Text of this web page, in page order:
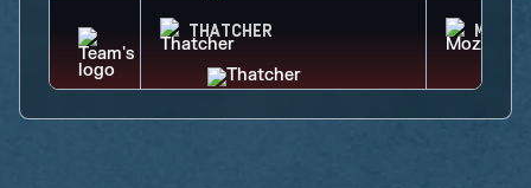
THATCHER